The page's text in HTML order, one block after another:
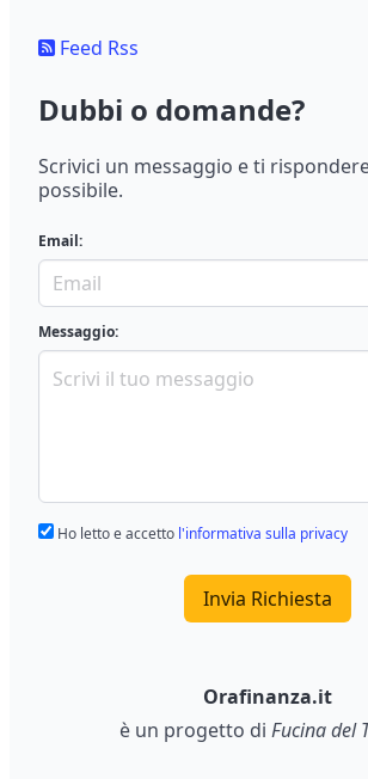
Feed Rss
Dubbi o domande?
Scrivici un messaggio e ti
possibile.
Email:
Messaggio:
Ho letto e accetto l'informativa sulla privacy
Invia Richiesta
Orafinanza.it
è un progetto di Fucina del